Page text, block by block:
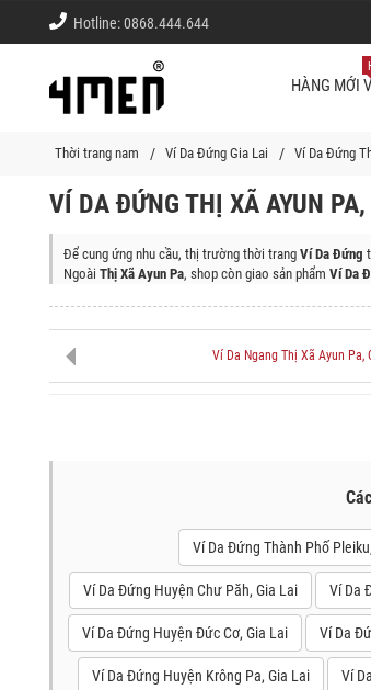
Hotline:0868.444.644
HÀNG MỚI
Thời trang nam Ví Da Đứng Gia Lai Ví Da Đứng
VÍ DA ĐỨNG THỊ XÃ AYUN
Để cung ứng nhu cầu, thị trường thời trang Ví Da Đứng
Ngoài Thị Xã Ayun Pa, shop còn giao sản phẩm Ví Da
Ví Da Ngang Thị Xã Ayun Pa,
Ví Da Đứng Thành Phố
Ví Da Đứng Huyện Chư Păh, Gia Lai Ví Da
Ví Da Đứng Huyện Đức Cơ, Gia Lai Ví Da
Ví Da Đứng Huyện Krông Pa, Gia Lai Ví